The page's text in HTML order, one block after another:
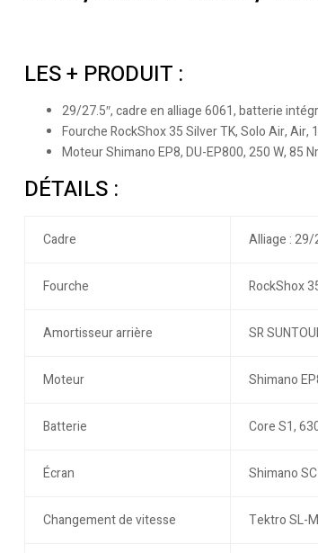
LES + PRODUIT :
29/27.5″, cadre en alliage 6061, batterie
Fourche RockShox 35 Silver TK, Solo Air, Air,
Moteur Shimano EP8, DU-EP800, 250 W, 85
DÉTAILS :
Cadre Alliage : 29/
Fourche RockShox
Amortisseur arrière SR
Moteur Shimano
Batterie Core S1,
Écran Shimano
Changement de vitesse Tektro SL-